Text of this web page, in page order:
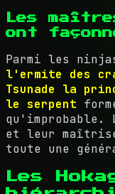
Les
ont
Parmi les
l'ermite des
Tsunade la
le serpent
qu'improbable.
et leur
toute une
Les